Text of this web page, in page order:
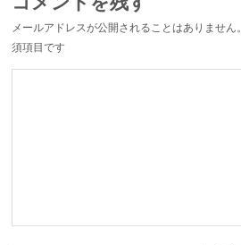
メールアドレスが公開されることはありません。
須項目です